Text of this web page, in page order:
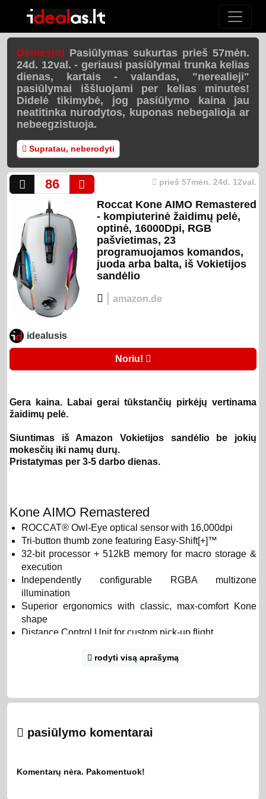
Dėmesio! Pasiūlymas sukurtas prieš 57mėn.
24d. 12val. - geriausi pasiūlymai trunka kelias
dienas, kartais - valandas, "nerealieji"
pasiūlymai iššluojami per
kelias minutes!
Didelė tikimybė, jog pasiūlymo kaina jau
neatitinka nurodytos, kuponas nebegalioja ar
nebeegzistuoja.
Supratau, neberodyti
86 prieš 57mėn. 24d. 12val.
Roccat Kone AIMO Remastered
- kompiuterinė žaidimų pelė,
optinė, 16000Dpi, RGB
pašvietimas, 23
programuojamos komandos,
juoda arba balta, iš Vokietijos
sandėlio
| amazon.de
idealusis
Noriu!
Gera kaina. Labai gerai tūkstančių pirkėjų vertinama
žaidimų pelė.
Siuntimas iš Amazon Vokietijos sandėlio be jokių
mokesčių iki namų durų.
Pristatymas per 3-5 darbo dienas.
Kone AIMO Remastered
ROCCAT® Owl-Eye optical sensor with 16,000dpi
Tri-button thumb zone featuring Easy-Shift[+]™
32-bit processor + 512kB memory for macro storage &
execution
Independently configurable RGBA multizone
illumination
Superior ergonomics with classic, max-comfort Kone
shape
Distance Control Unit for custom pick-up flight
4D Titan wheel with advanced tilting tech
THE ICON. REMASTERED.
The new Kone AIMO remasters the original with more
ergonomics and improved thumb area of its namesake. It
rodyti visą aprašymą
pasiūlymo komentarai
Komentarų nėra. Pakomentuok!